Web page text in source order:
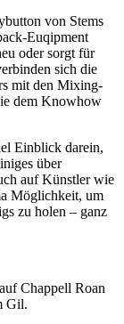
von Stems
Euqipment
oder sorgt für
sich die
mit den Mixing-
dem Knowhow
Einblick darein,
über
auf Künstler wie
Möglichkeit, um
zu holen – ganz
Chappell Roan
Gil.